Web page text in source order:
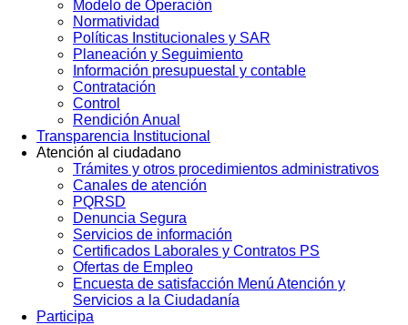
Modelo de Operación
Normatividad
Políticas Institucionales y SAR
Planeación y Seguimiento
Información presupuestal y contable
Contratación
Control
Rendición Anual
Transparencia Institucional
Atención al ciudadano
Trámites y otros procedimientos administrativos
Canales de atención
PQRSD
Denuncia Segura
Servicios de información
Certificados Laborales y Contratos PS
Ofertas de Empleo
Encuesta de satisfacción Menú Atención y
Servicios a la Ciudadanía
Participa